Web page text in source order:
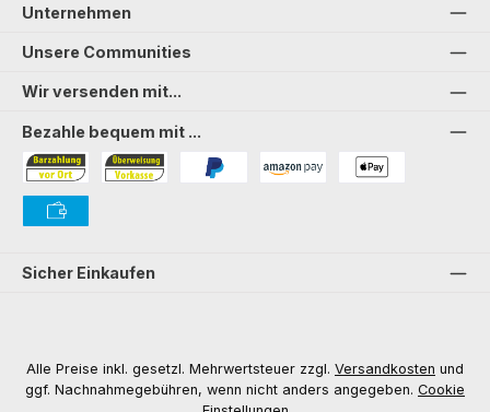
Unternehmen
Unsere Communities
Wir versenden mit...
Bezahle bequem mit ...
Bezahlung in der Filiale
Sicher Einkaufen
Alle Preise inkl. gesetzl. Mehrwertsteuer zzgl. Versandkosten und
ggf. Nachnahmegebühren, wenn nicht anders angegeben. Cookie